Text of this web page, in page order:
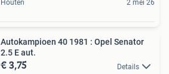
Houten 2 mei 26
Autokampioen 40 1981 : Opel Senator
2.5 E aut.
€ 3,75 Details